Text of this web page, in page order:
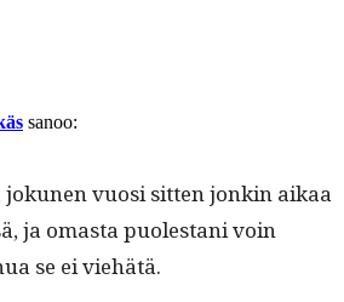
sanoo:
vuosi sit­ten jonkin aikaa
ja omas­ta puolestani voin
se ei viehätä.